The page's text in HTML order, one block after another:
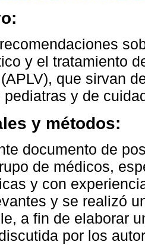
y el tratamiento
que sirvan
pediatras y de
y métodos:
documento de
de médicos,
y con
y se realizó
a fin de elaborar
por los